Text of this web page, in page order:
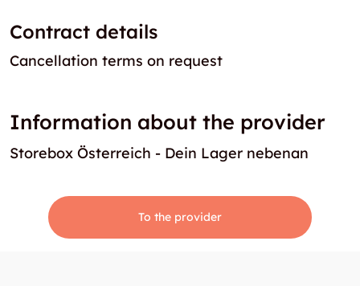
Contract details
Cancellation terms on request
Information about the provider
Storebox Österreich - Dein Lager nebenan
To the provider